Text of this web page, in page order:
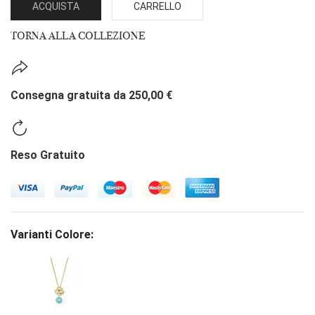
ACQUISTA CARRELLO
TORNA ALLA COLLEZIONE
Consegna gratuita da 250,00 €
Reso Gratuito
Varianti Colore: